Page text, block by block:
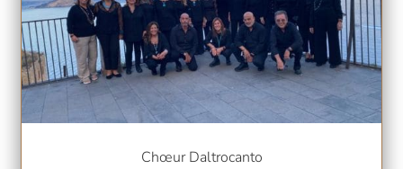
Chœur Daltrocanto